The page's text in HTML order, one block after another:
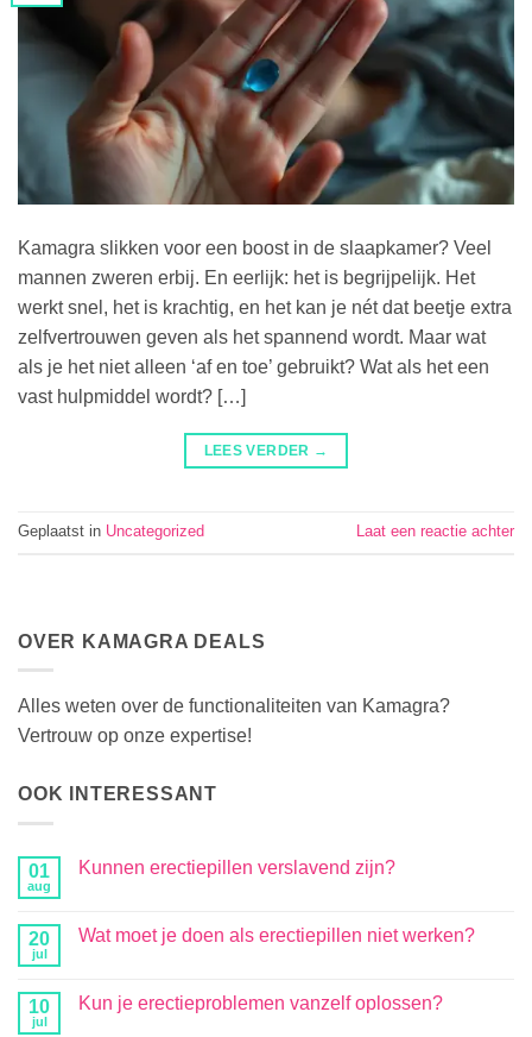
Kamagra slikken voor een boost in de slaapkamer? Veel
mannen zweren erbij. En eerlijk: het is begrijpelijk. Het
werkt snel, het is krachtig, en het kan je nét dat beetje extra
zelfvertrouwen geven als het spannend wordt. Maar wat
als je het niet alleen ‘af en toe’ gebruikt? Wat als het een
vast hulpmiddel wordt? […]
LEES VERDER →
Geplaatst in Uncategorized Laat een reactie achter
OVER KAMAGRA DEALS
Alles weten over de functionaliteiten van Kamagra?
Vertrouw op onze expertise!
OOK INTERESSANT
01
aug
Kunnen erectiepillen verslavend zijn?
20
jul
Wat moet je doen als erectiepillen niet werken?
10
jul
Kun je erectieproblemen vanzelf oplossen?